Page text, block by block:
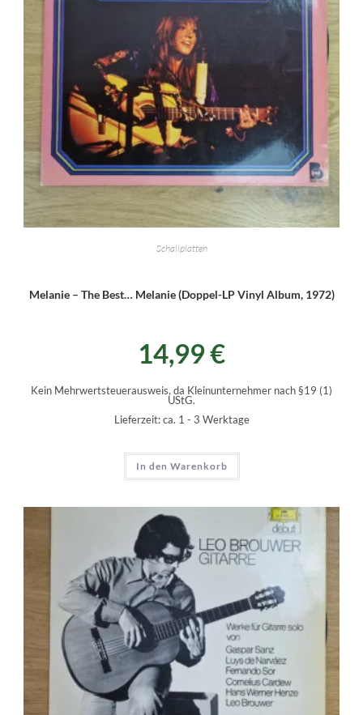
Schallplatten
Melanie – The Best… Melanie (Doppel-LP Vinyl Album, 1972)
14,99€
Kein Mehrwertsteuerausweis, da Kleinunternehmer nach §19 (1)
UStG.
Lieferzeit: ca. 1 - 3 Werktage
In den Warenkorb